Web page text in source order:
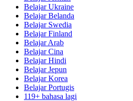
Belajar Ukraine
Belajar Belanda
Belajar Swedia
Belajar Finland
Belajar Arab
Belajar Cina
Belajar Hindi
Belajar Jepun
Belajar Korea
Belajar Portugis
119+ bahasa lagi